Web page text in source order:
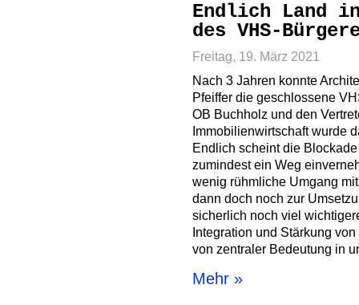
Endlich Land
des VHS-
Freitag, 19. März 2021
Nach 3 Jahren konnte
Pfeiffer die geschlossene
OB Buchholz und den
Immobilienwirtschaft wurde
Endlich scheint die
zumindest ein Weg
wenig rühmliche Umgang
dann doch noch zur
sicherlich noch viel
Integration und Stärkung
von zentraler Bedeutung in
Mehr »